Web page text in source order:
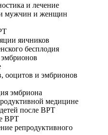
и лечение
мужчин и женщин
яичников
бесплодия
ооцитов и эмбрионов
эмбриона
медицине
после ВРТ
ВРТ
репродуктивного